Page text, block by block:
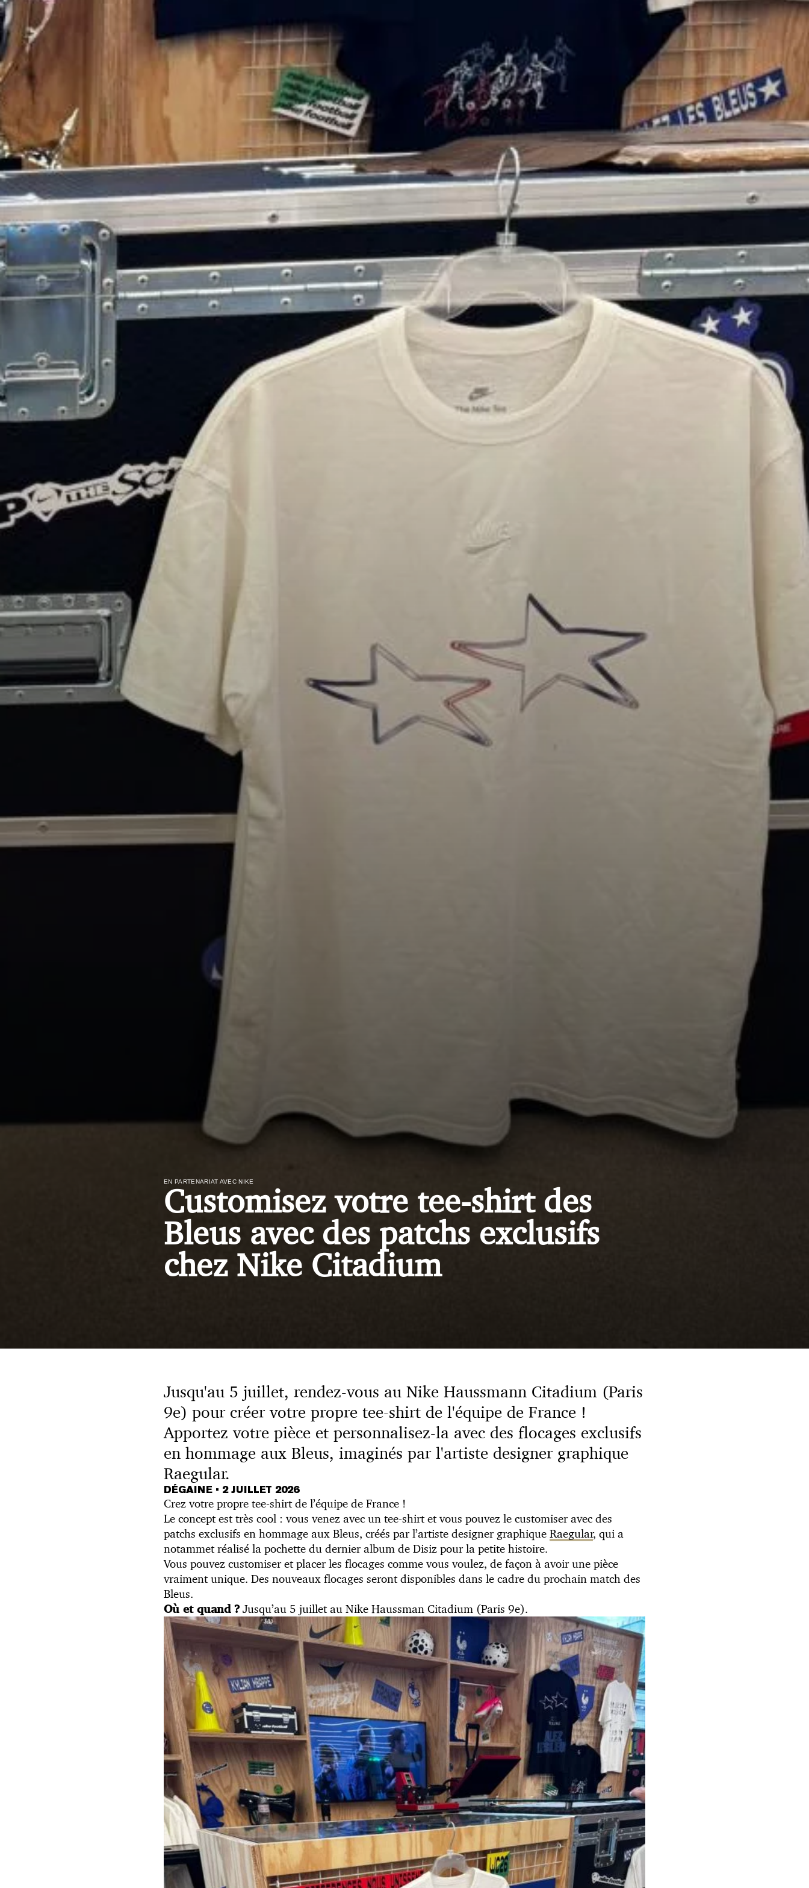
EN PARTENARIAT AVEC NIKE
Customisez votre tee-shirt des
Bleus avec des patchs exclusifs
chez Nike Citadium
Jusqu'au 5 juillet, rendez-vous au Nike Haussmann Citadium (Paris
9e) pour créer votre propre tee-shirt de l'équipe de France !
Apportez votre pièce et personnalisez-la avec des flocages exclusifs
en hommage aux Bleus, imaginés par l'artiste designer graphique
Raegular.
DÉGAINE • 2 JUILLET 2026
Crez votre propre tee-shirt de l’équipe de France !
Le concept est très cool : vous venez avec un tee-shirt et vous pouvez le customiser avec des
patchs exclusifs en hommage aux Bleus, créés par l’artiste designer graphique Raegular, qui a
notammet réalisé la pochette du dernier album de Disiz pour la petite histoire.
Vous pouvez customiser et placer les flocages comme vous voulez, de façon à avoir une pièce
vraiment unique. Des nouveaux flocages seront disponibles dans le cadre du prochain match des
Bleus.
Où et quand ?Jusqu’au 5 juillet au Nike Haussman Citadium (Paris 9e).